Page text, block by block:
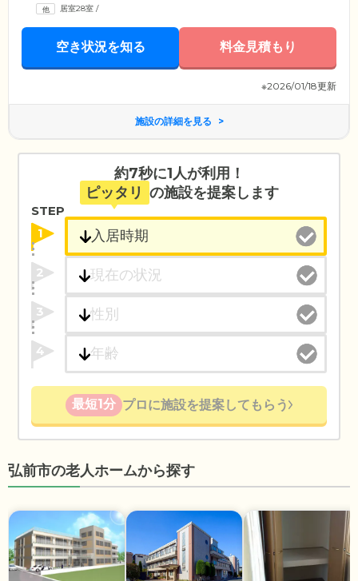
居室28室 /
空き状況を知る 料金見積もり
※2026/01/18更新
施設の詳細を見る
約7秒に1人が利用！
ピッタリ の施設を提案します
STEP
1
2
3
4
最短1分 プロに施設を提案してもらう
弘前市の老人ホームから探す